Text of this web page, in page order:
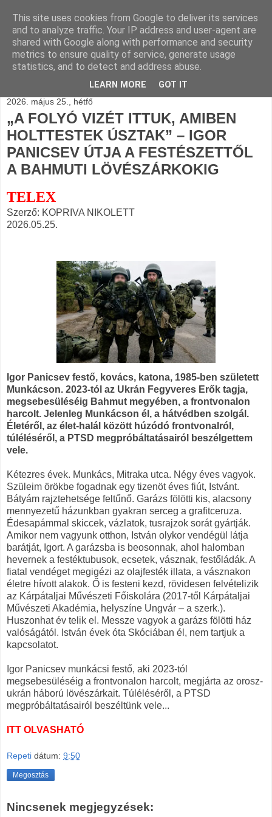
BLOGÁSZAT, napi
blogjava
2026. május 25., hétfő
„A FOLYÓ VIZÉT ITTUK, AMIBEN
HOLTTESTEK ÚSZTAK” – IGOR
PANICSEV ÚTJA A FESTÉSZETTŐL
A BAHMUTI LÖVÉSZÁRKOKIG
TELEX
Szerző: KOPRIVA NIKOLETT
2026.05.25.
Igor Panicsev festő, kovács, katona, 1985-ben született
Munkácson. 2023-tól az Ukrán Fegyveres Erők tagja,
megsebesüléséig Bahmut megyében, a frontvonalon
harcolt. Jelenleg Munkácson él, a hátvédben szolgál.
Életéről, az élet-halál között húzódó frontvonalról,
túléléséről, a PTSD megpróbáltatásairól beszélgettem
vele.
Kétezres évek. Munkács, Mitraka utca. Négy éves vagyok.
Szüleim örökbe fogadnak egy tizenöt éves fiút, Istvánt.
Bátyám rajztehetsége feltűnő. Garázs fölötti kis, alacsony
mennyezetű házunkban gyakran serceg a grafitceruza.
Édesapámmal skiccek, vázlatok, tusrajzok sorát gyártják.
Amikor nem vagyunk otthon, István olykor vendégül látja
barátját, Igort. A garázsba is beosonnak, ahol halomban
hevernek a festéktubusok, ecsetek, vásznak, festőládák. A
fiatal vendéget megigézi az olajfesték illata, a vásznakon
életre hívott alakok. Ő is festeni kezd, rövidesen felvételizik
az Kárpátaljai Művészeti Főiskolára (2017-től Kárpátaljai
Művészeti Akadémia, helyszíne Ungvár – a szerk.).
Huszonhat év telik el. Messze vagyok a garázs fölötti ház
valóságától. István évek óta Skóciában él, nem tartjuk a
kapcsolatot.
Igor Panicsev munkácsi festő, aki 2023-tól
megsebesüléséig a frontvonalon harcolt, megjárta az orosz-
ukrán háború lövészárkait. Túléléséről, a PTSD
megpróbáltatásairól beszéltünk vele...
ITT OLVASHATÓ
Repeti dátum: 9:50
Megosztás
Nincsenek megjegyzések:
This site uses cookies from Google to deliver its services
and to analyze traffic. Your IP address and user-agent are
shared with Google along with performance and security
metrics to ensure quality of service, generate usage
statistics, and to detect and address abuse.
LEARN MORE GOT IT